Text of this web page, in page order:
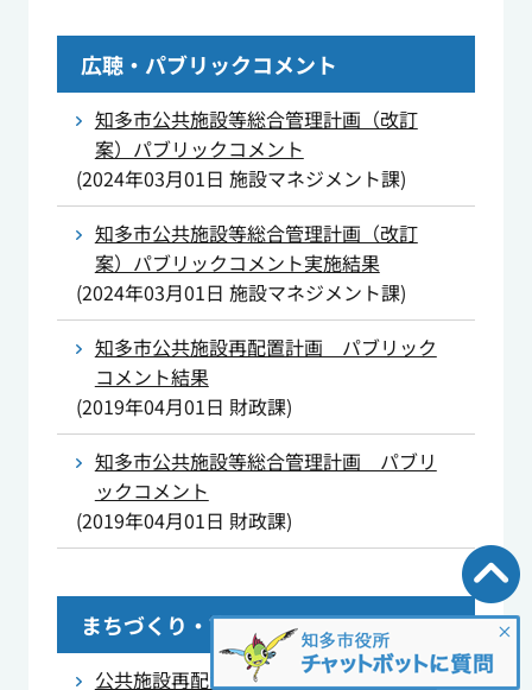
広聴・パブリックコメント
知多市公共施設等総合管理計画（改訂
案）パブリックコメント
(2024年03月01日 施設マネジメント課)
知多市公共施設等総合管理計画（改訂
案）パブリックコメント実施結果
(2024年03月01日 施設マネジメント課)
知多市公共施設再配置計画 パブリック
コメント結果
(2019年04月01日 財政課)
知多市公共施設等総合管理計画 パブリ
ックコメント
(2019年04月01日 財政課)
まちづくり・市民参加
公共施設再配置市民ワークショップの結